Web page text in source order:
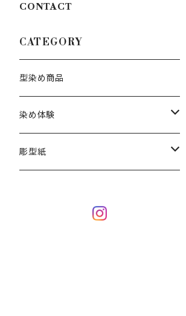
CONTACT
CATEGORY
型染め商品
染め体験
刷り型染めコース
彫型紙